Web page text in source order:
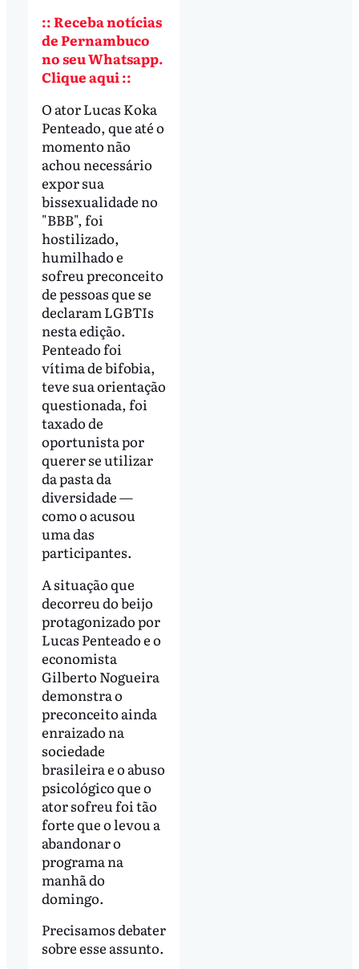
:: Receba notícias
de Pernambuco
no seu Whatsapp.
Clique aqui ::
O ator Lucas Koka
Penteado, que até o
momento não
achou necessário
expor sua
bissexualidade no
"BBB", foi
hostilizado,
humilhado e
sofreu preconceito
de pessoas que se
declaram LGBTIs
nesta edição.
Penteado foi
vítima de bifobia,
teve sua orientação
questionada, foi
taxado de
oportunista por
querer se utilizar
da pasta da
diversidade —
como o acusou
uma das
participantes.
A situação que
decorreu do beijo
protagonizado por
Lucas Penteado e o
economista
Gilberto Nogueira
demonstra o
preconceito ainda
enraizado na
sociedade
brasileira e o abuso
psicológico que o
ator sofreu foi tão
forte que o levou a
abandonar o
programa na
manhã do
domingo.
Precisamos debater
sobre esse assunto.